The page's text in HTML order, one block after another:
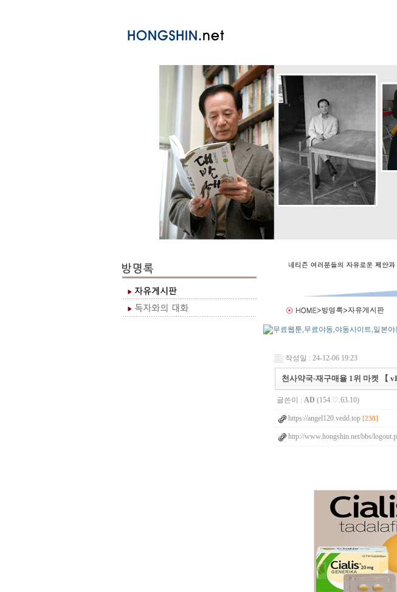
작성일 : 24-12-06 19:23
천사약국-재구매율 1위 마켓 【
글쓴이 : AD (154.♡.63.10)
https://angel120.vedd.top [238]
http://www.hongshin.net/bbs/